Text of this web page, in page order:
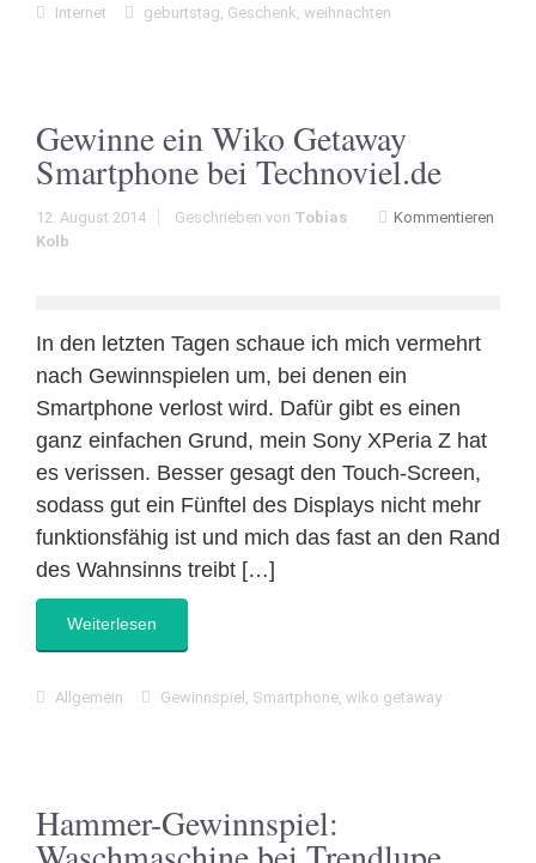
Internet geburtstag, Geschenk, weihnachten
Gewinne ein Wiko Getaway
Smartphone bei Technoviel.de
12. August 2014 Kommentieren
Geschrieben von Tobias
Kolb
In den letzten Tagen schaue ich mich vermehrt
nach Gewinnspielen um, bei denen ein
Smartphone verlost wird. Dafür gibt es einen
ganz einfachen Grund, mein Sony XPeria Z hat
es verissen. Besser gesagt den Touch-Screen,
sodass gut ein Fünftel des Displays nicht mehr
funktionsfähig ist und mich das fast an den Rand
des Wahnsinns treibt […]
Weiterlesen
Allgemein Gewinnspiel , Smartphone, wiko getaway
Hammer-Gewinnspiel: